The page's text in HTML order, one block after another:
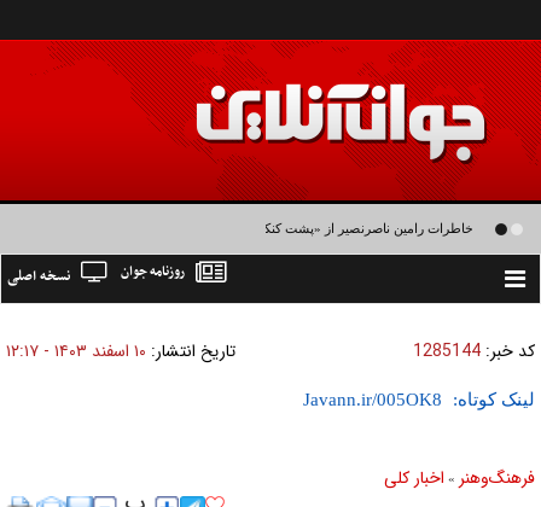
خاطرات رامین ناصرنصیر از «پشت‌ کنکوری‌ها» و رضا داوودنژاد: رضا کودک درون فعالی
Toggle
نسخه اصلی روزنامه جوان
کد خبر: 1285144 تاریخ انتشار: ۱۰ اسفند ۱۴۰۳ - ۱۲:۱۷
لینک کوتاه:
فرهنگ‌و‌هنر » اخبار كلی